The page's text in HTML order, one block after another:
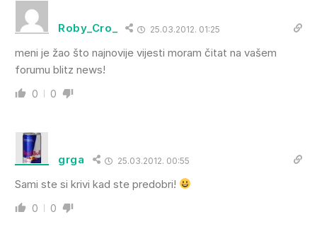
Roby_Cro_ 25.03.2012. 01:25
meni je žao što najnovije vijesti moram čitat na vašem
forumu blitz news!
0 0
grga 25.03.2012. 00:55
Sami ste si krivi kad ste predobri!
0 0